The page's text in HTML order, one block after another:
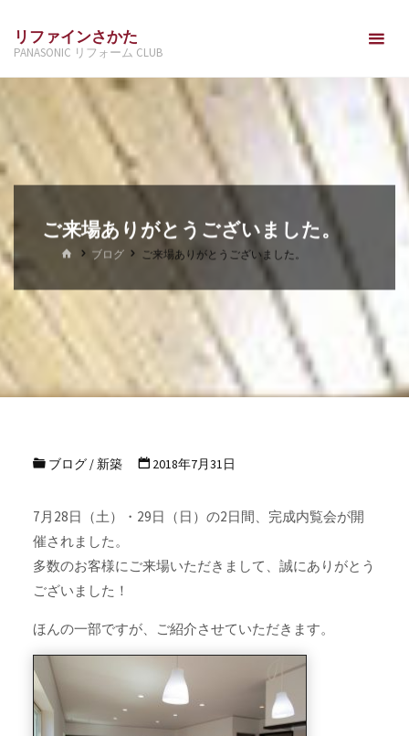
ス
プ
リファインさかた
PANASONIC リフォーム CLUB
ご来場ありがとうございました。
ホ ブログ ご来場ありがとうございました。
ブログ/ 新築 2018年7月31日
7月28日（土）・29日（日）の2日間、完成内覧会が開
催されました。
多数のお客様にご来場いただきまして、誠にありがとう
ございました！
ほんの一部ですが、ご紹介させていただきます。